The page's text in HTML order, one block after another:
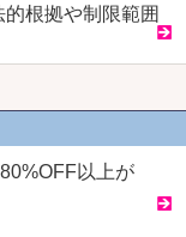
根拠や制限範囲
以上が